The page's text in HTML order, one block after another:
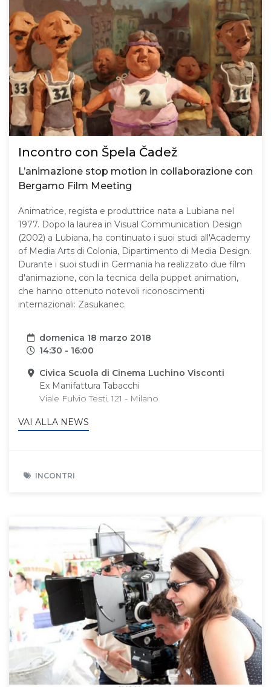
Incontro con Špela Čadež
L’animazione stop motion in collaborazione con
Bergamo Film Meeting
Animatrice, regista e produttrice nata a Lubiana nel
1977. Dopo la laurea in Visual Communication Design
(2002) a Lubiana, ha continuato i suoi studi all'Academy
of Media Arts di Colonia, Dipartimento di Media Design.
Durante i suoi studi in Germania ha realizzato due film
d'animazione, con la tecnica della puppet animation,
che hanno ottenuto notevoli riconoscimenti
internazionali: Zasukanec.
Data
domenica 18 marzo 2018
Orari
14:30 - 16:00
Sede
Civica Scuola di Cinema Luchino Visconti
Ex Manifattura Tabacchi
Viale Fulvio Testi, 121 - Milano
VAI ALLA NEWS
INCONTRI